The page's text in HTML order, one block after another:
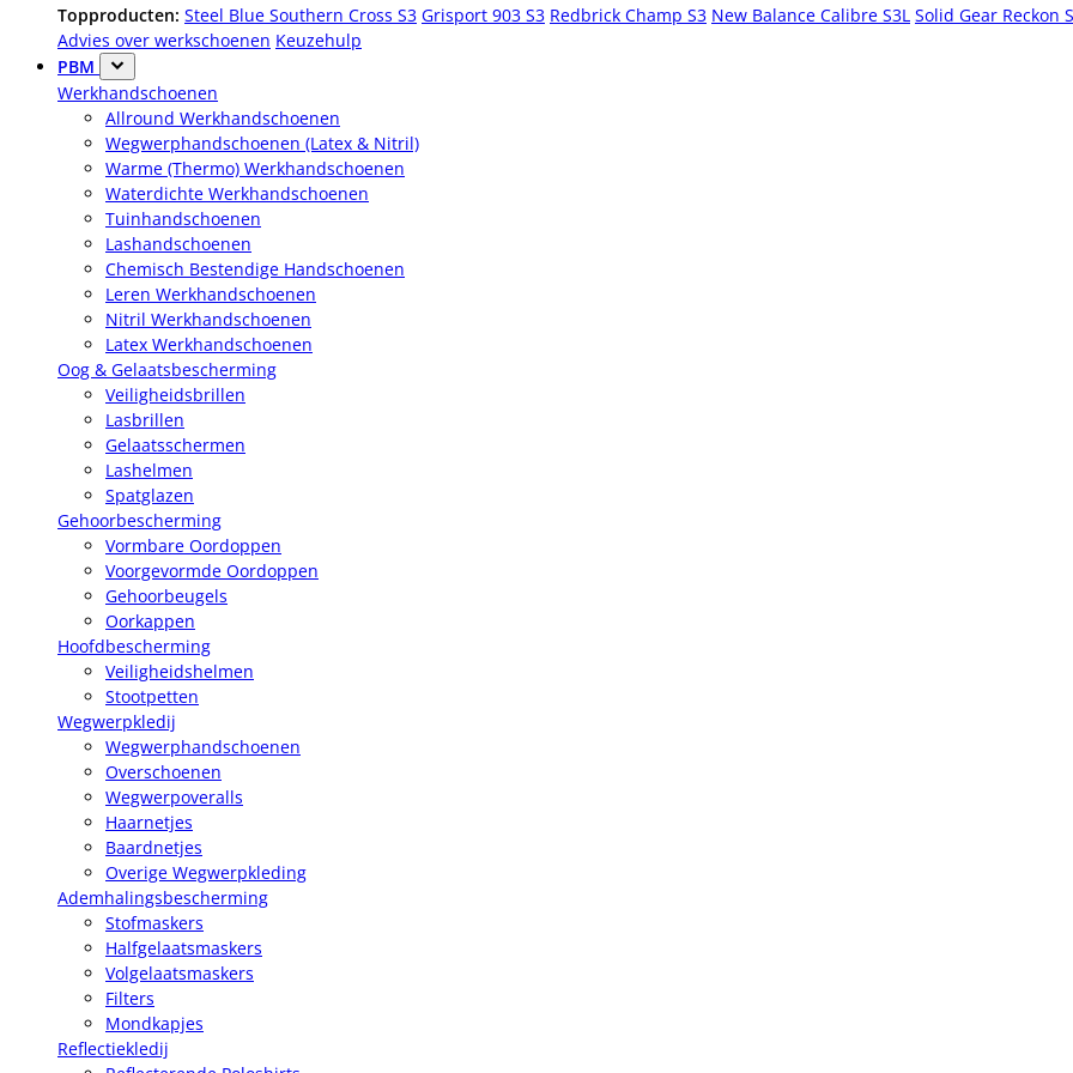
Topproducten: Steel Blue Southern Cross S3 Grisport 903 S3 Redbrick Champ S3 New Balance Calibre S3L Solid Gear Reckon
Advies over werkschoenen Keuzehulp
PBM
Werkhandschoenen
Allround Werkhandschoenen
Wegwerphandschoenen (Latex & Nitril)
Warme (Thermo) Werkhandschoenen
Waterdichte Werkhandschoenen
Tuinhandschoenen
Lashandschoenen
Chemisch Bestendige Handschoenen
Leren Werkhandschoenen
Nitril Werkhandschoenen
Latex Werkhandschoenen
Oog & Gelaatsbescherming
Veiligheidsbrillen
Lasbrillen
Gelaatsschermen
Lashelmen
Spatglazen
Gehoorbescherming
Vormbare Oordoppen
Voorgevormde Oordoppen
Gehoorbeugels
Oorkappen
Hoofdbescherming
Veiligheidshelmen
Stootpetten
Wegwerpkledij
Wegwerphandschoenen
Overschoenen
Wegwerpoveralls
Haarnetjes
Baardnetjes
Overige Wegwerpkleding
Ademhalingsbescherming
Stofmaskers
Halfgelaatsmaskers
Volgelaatsmaskers
Filters
Mondkapjes
Reflectiekledij